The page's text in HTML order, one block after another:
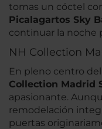
tomas un cóctel
Picalagartos Sky
continuar la noche
NH Collection
En pleno centro
Collection Madrid
apasionante.
remodelación
puertas